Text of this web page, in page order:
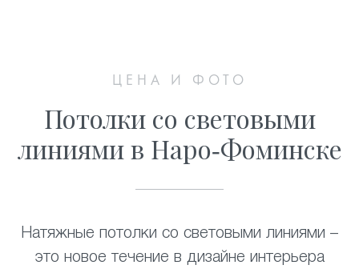
ЦЕНА И ФОТО
Потолки со световыми
линиями в Наро-Фоминске
Натяжные потолки со световыми линиями –
это новое течение в дизайне интерьера